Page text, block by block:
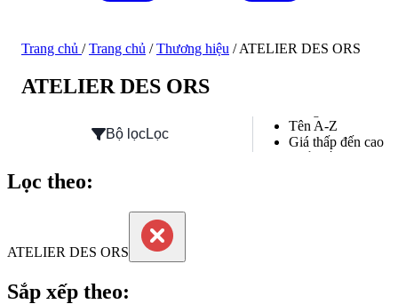
Trang chủ / Trang chủ / Thương hiệu / ATELIER DES ORS
ATELIER DES ORS
Bộ lọcLọc
Tên A-Z
Giá thấp đến cao
Lọc theo:
ATELIER DES ORS
Sắp xếp theo: